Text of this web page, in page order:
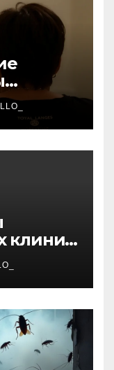
клиник